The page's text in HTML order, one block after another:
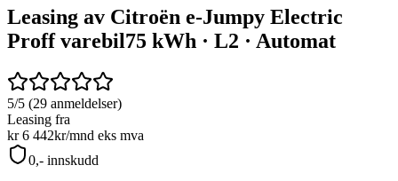
Leasing av Citroën e-Jumpy Electric
Proff varebil75 kWh · L2 · Automat
5/5 (29 anmeldelser)
Leasing fra
kr 6 442kr/mnd eks mva
0,- innskudd